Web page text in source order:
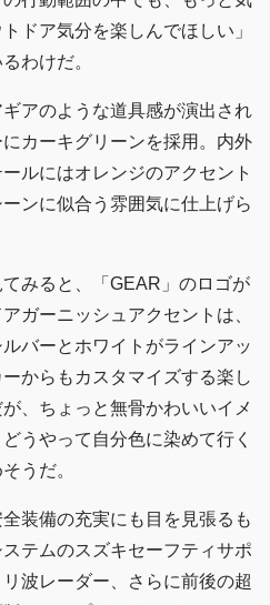
ドア気分を楽しんでほしい」
わけだ。
アのような道具感が演出され
カーキグリーンを採用。内外
ルにはオレンジのアクセント
ンに似合う雰囲気に仕上げら
みると、「GEAR」のロゴが
ガーニッシュアクセントは、
バーとホワイトがラインアッ
からもカスタマイズする楽し
、ちょっと無骨かわいいイメ
うやって自分色に染めて行く
うだ。
装備の充実にも目を見張るも
テムのスズキセーフティサポ
波レーダー、さらに前後の超